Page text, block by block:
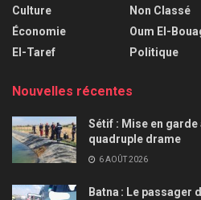
Culture
Économie
El-Taref
Non Classé
Oum El-
Politique
Nouvelles récentes
Sétif : Mise en garde
quadruple drame
6 AOÛT 2026
Batna : Le passager